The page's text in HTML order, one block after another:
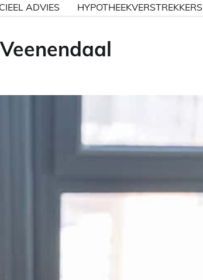
ADVIES HYPOTHEEKVERSTREKKERS